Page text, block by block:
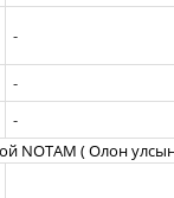
-
-
-
NOTAM ( Oлон